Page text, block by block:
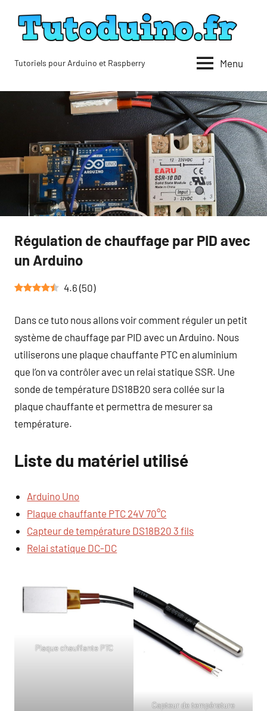
contenu
Tutoduino
Tutoriels pour Arduino et Raspberry Menu
Régulation de chauffage par PID avec
un Arduino
4.6 (50)
Dans ce tuto nous allons voir comment réguler un petit
système de chauffage par PID avec un Arduino. Nous
utiliserons une plaque chauffante PTC en aluminium
que l’on va contrôler avec un relai statique SSR. Une
sonde de température DS18B20 sera collée sur la
plaque chauffante et permettra de mesurer sa
température.
Liste du matériel utilisé
Arduino Uno
Plaque chauffante PTC 24V 70°C
Capteur de température DS18B20 3 fils
Relai statique DC-DC
Plaque chauffante PTC
Capteur de température